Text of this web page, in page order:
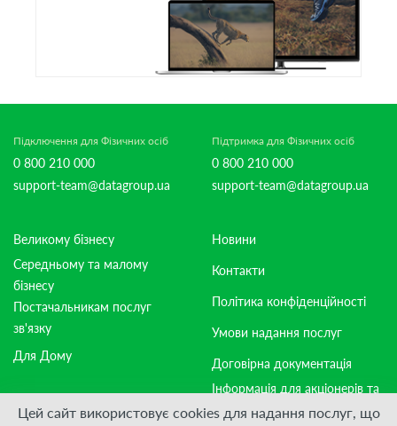
Підключення для Фізичних осіб
0 800 210 000
support-team@datagroup.ua
Підтримка для Фізичних осіб
0 800 210 000
support-team@datagroup.ua
Великому бізнесу
Середньому та малому
бізнесу
Постачальникам послуг
зв'язку
Для Дому
Новини
Контакти
Політика конфіденційності
Умови надання послуг
Договірна документація
Інформація для акціонерів та
стейкхолдерів
Цей сайт використовує cookies для надання послуг, що